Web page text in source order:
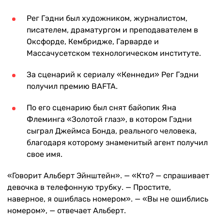
Рег Гэдни был художником, журналистом,
писателем, драматургом и преподавателем в
Оксфорде, Кембридже, Гарварде и
Массачусетском технологическом институте.
За сценарий к сериалу «Кеннеди» Рег Гэдни
получил премию BAFTA.
По его сценарию был снят байопик Яна
Флеминга «Золотой глаз», в котором Гэдни
сыграл Джеймса Бонда, реального человека,
благодаря которому знаменитый агент получил
свое имя.
«Говорит Альберт Эйнштейн». — «Кто? — спрашивает
девочка в телефонную трубку. — Простите,
наверное, я ошиблась номером». — «Вы не ошиблись
номером», — отвечает Альберт.